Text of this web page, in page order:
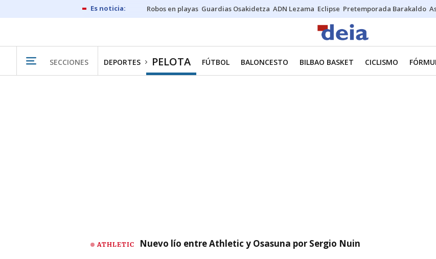
Robos en playas Guardias Osakidetza ADN Lezama Eclipse Pretemporada Barakaldo
SECCIONES DEPORTES PELOTA FÚTBOL BALONCESTO BILBAO BASKET CICLISMO
ATHLETIC Nuevo lío entre Athletic y Osasuna por Sergio Nuin